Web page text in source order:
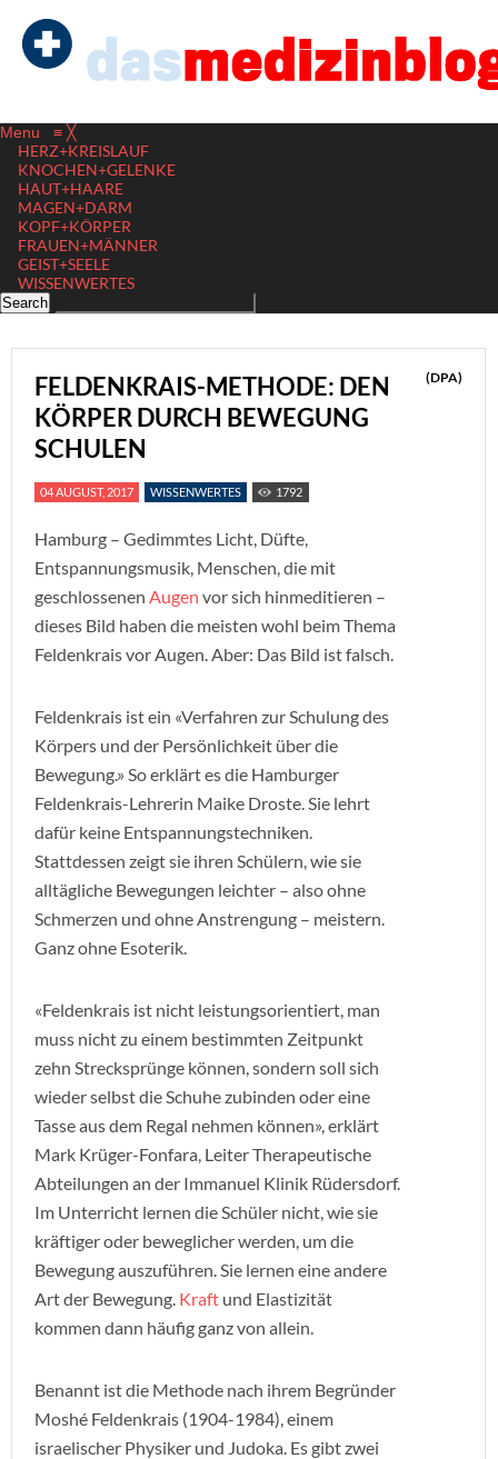
Menu ≡ ╳
HERZ+KREISLAUF
KNOCHEN+GELENKE
HAUT+HAARE
MAGEN+DARM
KOPF+KÖRPER
FRAUEN+MÄNNER
GEIST+SEELE
WISSENWERTES
FELDENKRAIS-METHODE: DEN
KÖRPER DURCH BEWEGUNG
SCHULEN
(DPA)
04 AUGUST, 2017 WISSENWERTES 1792
Hamburg – Gedimmtes Licht, Düfte,
Entspannungsmusik, Menschen, die mit
geschlossenen Augen vor sich hinmeditieren –
dieses Bild haben die meisten wohl beim Thema
Feldenkrais vor Augen. Aber: Das Bild ist falsch.
Feldenkrais ist ein «Verfahren zur Schulung des
Körpers und der Persönlichkeit über die
Bewegung.» So erklärt es die Hamburger
Feldenkrais-Lehrerin Maike Droste. Sie lehrt
dafür keine Entspannungstechniken.
Stattdessen zeigt sie ihren Schülern, wie sie
alltägliche Bewegungen leichter – also ohne
Schmerzen und ohne Anstrengung – meistern.
Ganz ohne Esoterik.
«Feldenkrais ist nicht leistungsorientiert, man
muss nicht zu einem bestimmten Zeitpunkt
zehn Strecksprünge können, sondern soll sich
wieder selbst die Schuhe zubinden oder eine
Tasse aus dem Regal nehmen können», erklärt
Mark Krüger-Fonfara, Leiter Therapeutische
Abteilungen an der Immanuel Klinik Rüdersdorf.
Im Unterricht lernen die Schüler nicht, wie sie
kräftiger oder beweglicher werden, um die
Bewegung auszuführen. Sie lernen eine andere
Art der Bewegung. Kraft und Elastizität
kommen dann häufig ganz von allein.
Benannt ist die Methode nach ihrem Begründer
Moshé Feldenkrais (1904-1984), einem
israelischer Physiker und Judoka. Es gibt zwei